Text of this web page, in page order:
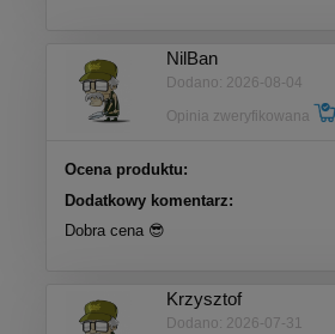
NilBan
Dodano: 2026-08-04
Opinia zweryfikowana
Ocena produktu:
Dodatkowy komentarz:
Dobra cena 😎
Krzysztof
Dodano: 2026-07-31